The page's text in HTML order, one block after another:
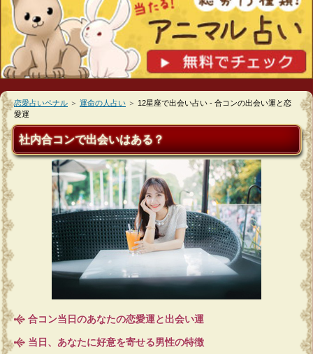
恋愛占いペナル ＞ 運命の人占い ＞ 12星座で出会い占い - 合コンの出会い運と恋
愛運
社内合コンで出会いはある？
合コン当日のあなたの恋愛運と出会い運
当日、あなたに好意を寄せる男性の特徴